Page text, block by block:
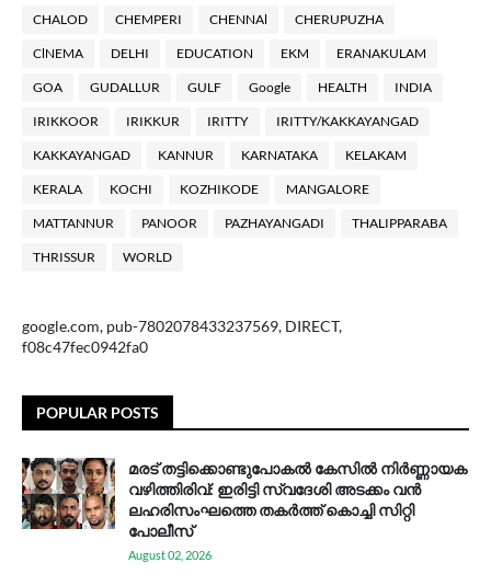
CHALOD CHEMPERI CHENNAl CHERUPUZHA
ClNEMA DELHI EDUCATION EKM ERANAKULAM
GOA GUDALLUR GULF Google HEALTH INDIA
IRIKKOOR IRIKKUR IRITTY IRITTY/KAKKAYANGAD
KAKKAYANGAD KANNUR KARNATAKA KELAKAM
KERALA KOCHI KOZHIKODE MANGALORE
MATTANNUR PANOOR PAZHAYANGADI THALIPPARABA
THRISSUR WORLD
google.com, pub-7802078433237569, DIRECT,
f08c47fec0942fa0
POPULAR POSTS
മരട് തട്ടിക്കൊണ്ടുപോകൽ കേസിൽ നിർണ്ണായക
വഴിത്തിരിവ്: ഇരിട്ടി സ്വദേശി അടക്കം വൻ
ലഹരിസംഘത്തെ തകർത്ത് കൊച്ചി സിറ്റി
പോലീസ്
August 02, 2026